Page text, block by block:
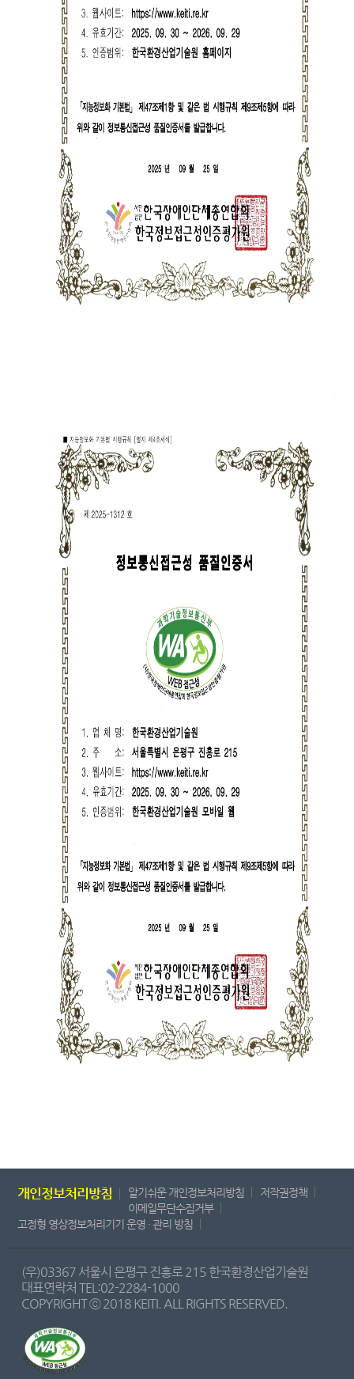
개인정보처리방침 알기쉬운 개인정보처리방침
저작권정책
이메일무단수집거부
고정형 영상정보처리기기 운영 · 관리 방침
(우)03367 서울시 은평구 진흥로 215 한국환경산업기술원
대표연락처 TEL:02-2284-1000
COPYRIGHT ⓒ 2018 KEITI. ALL RIGHTS RESERVED.